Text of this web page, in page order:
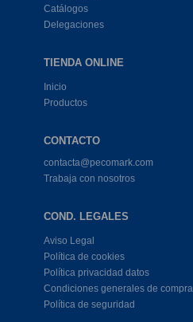
Catálogos
Delegaciones
TIENDA ONLINE
Inicio
Productos
CONTACTO
contacta@pecomark.com
Trabaja con nosotros
COND. LEGALES
Aviso Legal
Política de cookies
Política privacidad datos
Condiciones generales de compra
Política de seguridad